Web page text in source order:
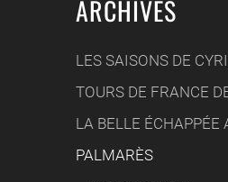
ARCHIVES
LES SAISONS DE
TOURS DE FRANCE
LA BELLE ÉCHAPPÉE
PALMARÈS